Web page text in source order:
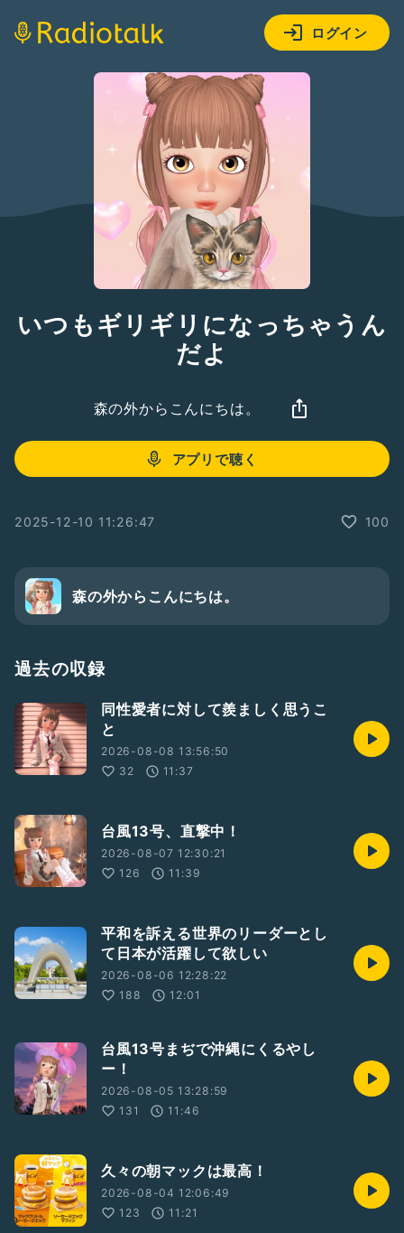
ログイン
いつもギリギリになっちゃうん
だよ
森の外からこんにちは。
アプリで聴く
2025-12-10 11:26:47 100
森の外からこんにちは。
過去の収録
同性愛者に対して羨ましく思うこ
と
2026-08-08 13:56:50
32
11:37
台風13号、直撃中！
2026-08-07 12:30:21
126
11:39
平和を訴える世界のリーダーとし
て日本が活躍して欲しい
2026-08-06 12:28:22
188
12:01
台風13号まぢで沖縄にくるやし
ー！
2026-08-05 13:28:59
131
11:46
久々の朝マックは最高！
2026-08-04 12:06:49
123
11:21